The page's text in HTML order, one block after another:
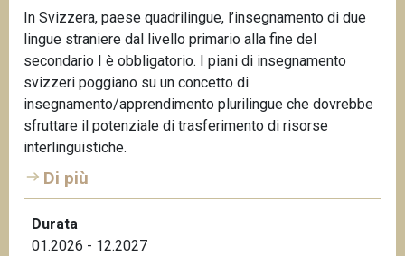
In Svizzera, paese quadrilingue, l’insegnamento di due
lingue straniere dal livello primario alla fine del
secondario I è obbligatorio. I piani di insegnamento
svizzeri poggiano su un concetto di
insegnamento/apprendimento plurilingue che dovrebbe
sfruttare il potenziale di trasferimento di risorse
interlinguistiche.
Di più
Durata
01.2026 - 12.2027